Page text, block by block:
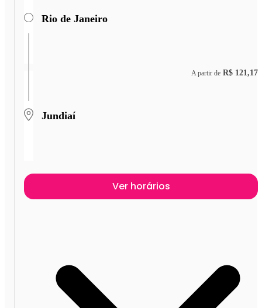
Rio de Janeiro
Jundiaí
A partir de R$ 121,17
Ver horários